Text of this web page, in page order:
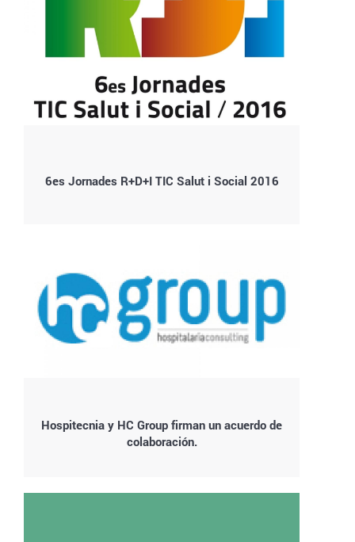
6es Jornades R+D+I TIC Salut i Social 2016
Hospitecnia y HC Group firman un acuerdo de
colaboración.